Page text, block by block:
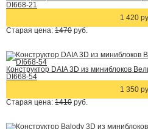
DI668-21
1 420
Старая цена: 1470 руб.
Конструктор DAIA 3D из миниблоков
DI668-54
1 350
Старая цена: 1410 руб.